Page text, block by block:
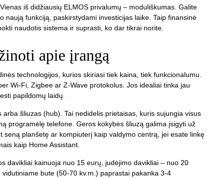
iš didžiausių ELMOS privalumų – moduliškumas. Galite
funkciją, paskirstydami investicijas laike. Taip finansinė
naudotis sistema ir suprasti, ko dar tikrai norite.
apie įrangą
technologijos, kurios skiriasi tiek kaina, tiek funkcionalumu.
Wi-Fi, Zigbee ar Z-Wave protokolus. Jos idealiai tinka jau
papildomų laidų.
šliuzas (hub). Tai nedidelis prietaisas, kuris sujungia visus
programėlę telefone. Geros kokybės šliuzą galima įsigyti už
planšetę ar kompiuterį kaip valdymo centrą, jei esate linkę
kaip Home Assistant.
davikliai kainuoja nuo 15 eurų, judėjimo davikliai – nuo 20
bute (50-70 kv.m.) paprastai pakanka 3-4